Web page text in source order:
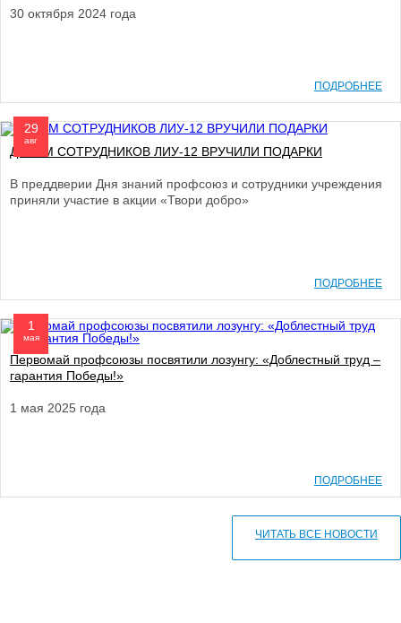
30 октября 2024 года
ПОДРОБНЕЕ
29
авг
ДЕТЯМ СОТРУДНИКОВ ЛИУ-12 ВРУЧИЛИ ПОДАРКИ
В преддверии Дня знаний профсоюз и сотрудники учреждения
приняли участие в акции «Твори добро»
ПОДРОБНЕЕ
1
мая
Первомай профсоюзы посвятили лозунгу: «Доблестный труд –
гарантия Победы!»
1 мая 2025 года
ПОДРОБНЕЕ
ЧИТАТЬ ВСЕ НОВОСТИ